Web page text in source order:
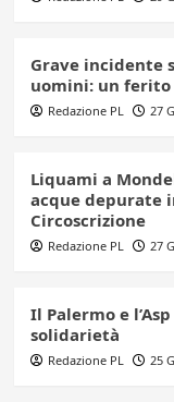
Grave incidente
uomini: un
Redazione PL 27
Liquami a
acque depurate
Circoscrizione
Redazione PL 27
Il Palermo e
solidarietà
Redazione PL 25